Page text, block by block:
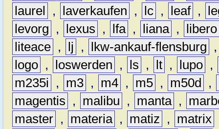
laurel
, laverkaufen , lc , leaf ,
levorg
, lexus , lfa , liana ,
libero
liteace , lj , lkw-ankauf-flensburg
logo , loswerden , ls , lt , lupo ,
m235i
, m3 , m4 , m5 , m50d ,
magentis
, malibu , manta ,
master , materia , matiz , matrix